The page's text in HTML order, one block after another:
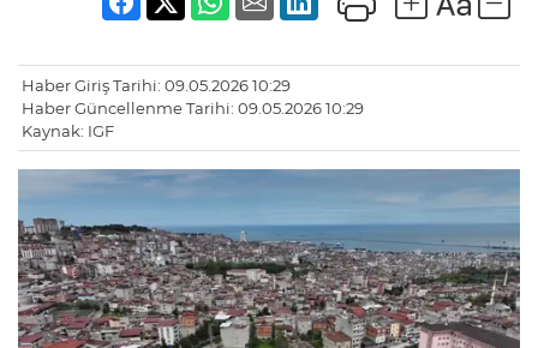
Haber Giriş Tarihi: 09.05.2026 10:29
Haber Güncellenme Tarihi: 09.05.2026 10:29
Kaynak: IGF